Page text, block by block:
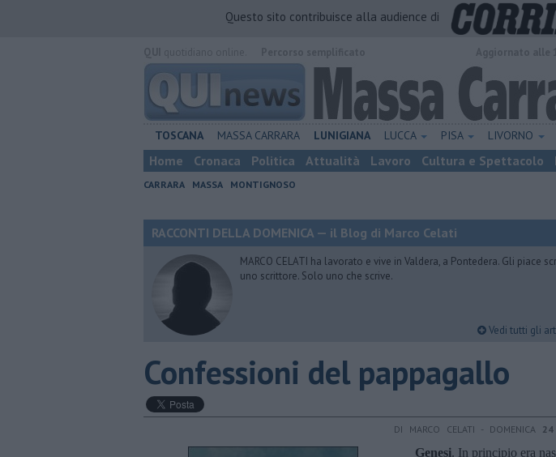
Questo sito contribuisce alla audience di
TOSCANA MASSA CARRARA LUNIGIANA LUCCA PISA LIVORNO
Home Cronaca Politica Attualità Lavoro Cultura e Spettacolo
CARRARA MASSA MONTIGNOSO
RACCONTI DELLA DOMENICA — il Blog di Marco Celati
MARCO CELATI ha lavorato e vive in Valdera, a Pontedera. Gli piace
uno scrittore. Solo uno che scrive.
Vedi tutti gli
Confessioni del pappagallo
DI MARCO CELATI - DOMENICA
Genesi. In principio era